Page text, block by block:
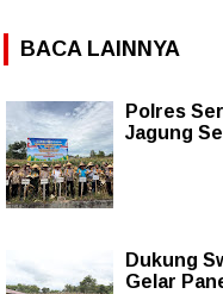
BACA LAINNYA
Polres
Jagung
Dukung
Gelar